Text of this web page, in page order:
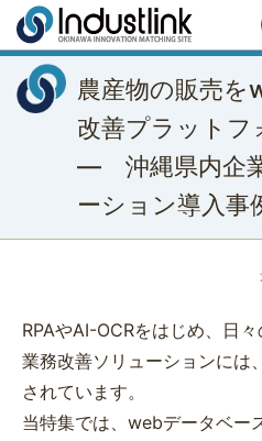
農産物の販売を
改善プラット
― 沖縄県内企
ーション導入事
RPAやAI-OCRをはじめ、日
業務改善ソリューションには
されています。
当特集では、webデータベー